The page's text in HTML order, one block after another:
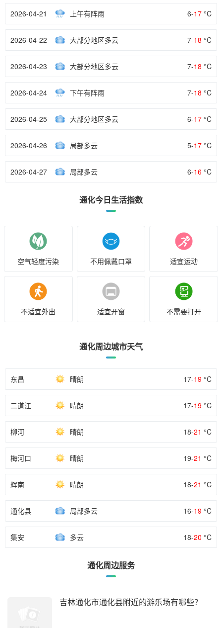
2026-04-21 上午有阵雨 6-17 °C
2026-04-22 大部分地区多云 7-18 °C
2026-04-23 大部分地区多云 7-18 °C
2026-04-24 下午有阵雨 7-18 °C
2026-04-25 大部分地区多云 6-17 °C
2026-04-26 局部多云 5-17 °C
2026-04-27 局部多云 6-16 °C
通化今日生活指数
空气轻度污染 不用佩戴口罩 适宜运动
不适宜外出 适宜开窗 不需要打开
通化周边城市天气
东昌 晴朗 17-19 °C
二道江 晴朗 17-19 °C
柳河 晴朗 18-21 °C
梅河口 晴朗 19-21 °C
辉南 晴朗 18-21 °C
通化县 局部多云 16-19 °C
集安 多云 18-20 °C
通化周边服务
吉林通化市通化县附近的游乐场有哪些？